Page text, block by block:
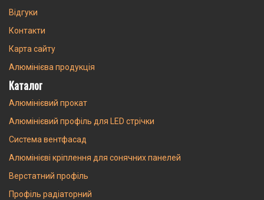
Відгуки
Контакти
Карта сайту
Алюмінієва продукція
Каталог
Алюмінієвий прокат
Алюмінієвий профіль для LED стрічки
Система вентфасад
Алюмінієві кріплення для сонячних панелей
Верстатний профіль
Профіль радіаторний